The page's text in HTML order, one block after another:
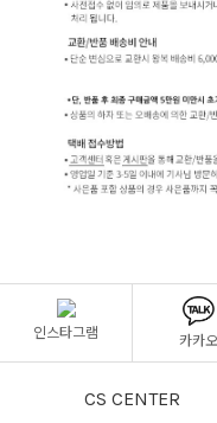
인스타그램
카카오
CS CENTER